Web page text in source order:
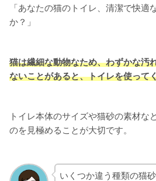
「あなたの猫のトイレ、清潔で快適
か？」
猫は繊細な動物なため、わずかな汚
ないことがあると、トイレを使って
トイレ本体のサイズや猫砂の素材な
のを見極めることが大切です。
いくつか違う種類の猫